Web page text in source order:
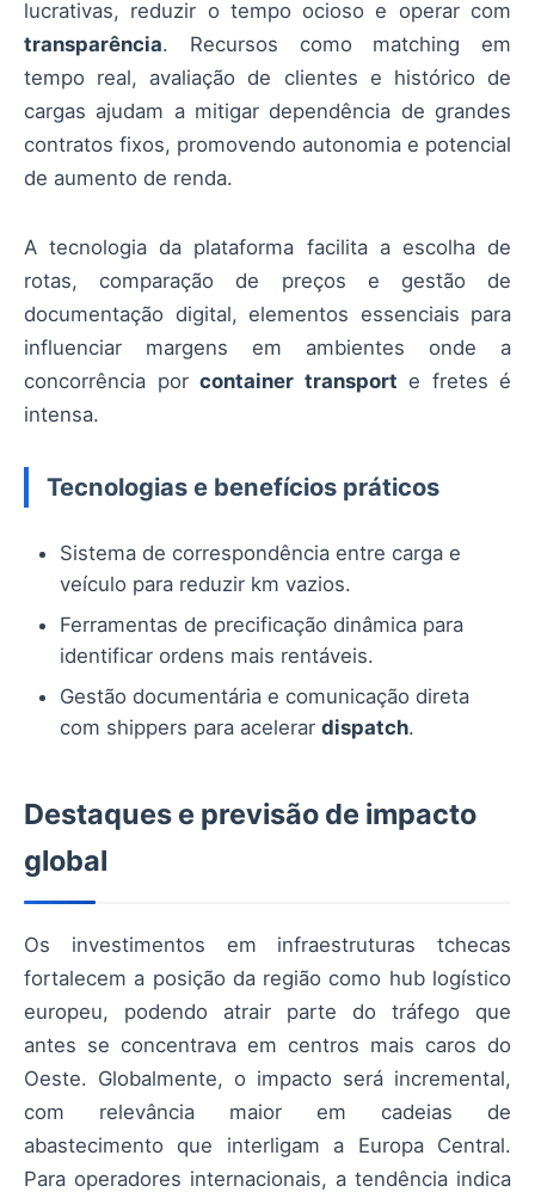
lucrativas, reduzir o tempo ocioso e operar com
transparência. Recursos como matching em
tempo real, avaliação de clientes e histórico de
cargas ajudam a mitigar dependência de grandes
contratos fixos, promovendo autonomia e potencial
de aumento de renda.
A tecnologia da plataforma facilita a escolha de
rotas, comparação de preços e gestão de
documentação digital, elementos essenciais para
influenciar margens em ambientes onde a
concorrência por container transport e fretes é
intensa.
Tecnologias e benefícios práticos
Sistema de correspondência entre carga e
veículo para reduzir km vazios.
Ferramentas de precificação dinâmica para
identificar ordens mais rentáveis.
Gestão documentária e comunicação direta
com shippers para acelerar dispatch.
Destaques e previsão de impacto
global
Os investimentos em infraestruturas tchecas
fortalecem a posição da região como hub logístico
europeu, podendo atrair parte do tráfego que
antes se concentrava em centros mais caros do
Oeste. Globalmente, o impacto será incremental,
com relevância maior em cadeias de
abastecimento que interligam a Europa Central.
Para operadores internacionais, a tendência indica